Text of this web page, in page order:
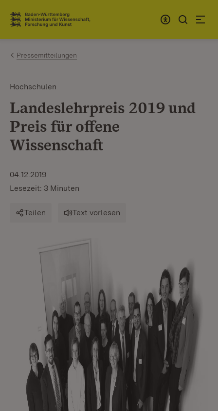
Zum Inhalt springen
Link zur Startseite
Pressemitteilungen
Hochschulen
Landeslehrpreis 2019 und
Preis für offene
Wissenschaft
04.12.2019
Lesezeit: 3 Minuten
Teilen Text vorlesen